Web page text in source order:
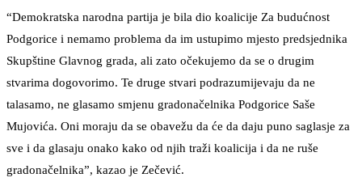
“Demokratska narodna partija je bila dio koalicije Za budućnost
Podgorice i nemamo problema da im ustupimo mjesto predsjednika
Skupštine Glavnog grada, ali zato očekujemo da se o drugim
stvarima dogovorimo. Te druge stvari podrazumijevaju da ne
talasamo, ne glasamo smjenu gradonačelnika Podgorice Saše
Mujovića. Oni moraju da se obavežu da će da daju puno saglasje za
sve i da glasaju onako kako od njih traži koalicija i da ne ruše
gradonačelnika”, kazao je Zečević.